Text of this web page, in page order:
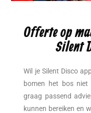
Offerte op
Silent
Wil je Silent Disco
bomen het bos niet
graag passend
kunnen bereiken en